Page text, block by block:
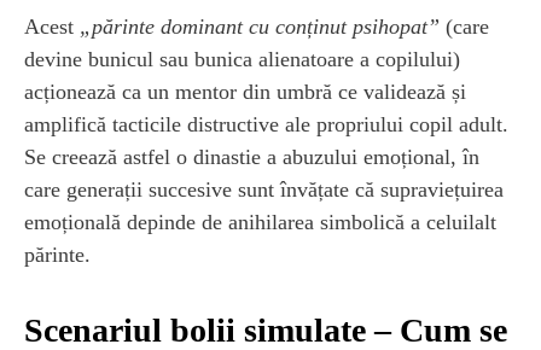
Acest „părinte dominant cu conținut psihopat” (care
devine bunicul sau bunica alienatoare a copilului)
acționează ca un mentor din umbră ce validează și
amplifică tacticile distructive ale propriului copil adult.
Se creează astfel o dinastie a abuzului emoțional, în
care generații succesive sunt învățate că supraviețuirea
emoțională depinde de anihilarea simbolică a celuilalt
părinte.
Scenariul bolii simulate – Cum se